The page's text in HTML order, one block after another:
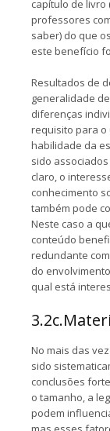
capítulo de
professores
saber) do que
este benefício
Resultados de
generalidade
diferenças
requisito para o
habilidade da
sido
claro, o
conhecimento
também pode
Neste caso a
conteúdo
redundante
do
qual está
No mais das
sido
conclusões
o tamanho, a
podem